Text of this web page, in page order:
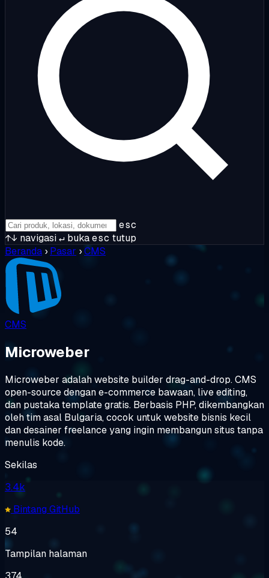
esc
↑↓ navigasi↵ bukaesc tutup
Beranda › Pasar ›CMS
CMS
Microweber
Microweber adalah website builder drag-and-drop. CMS
open-source dengan e-commerce bawaan, live editing,
dan pustaka template gratis. Berbasis PHP, dikembangkan
oleh tim asal Bulgaria, cocok untuk website bisnis kecil
dan desainer freelance yang ingin membangun situs tanpa
menulis kode.
Sekilas
3.4k
Bintang GitHub
54
Tampilan halaman